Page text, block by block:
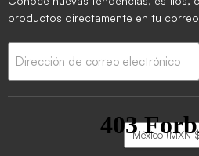
productos directamente en tu
Dirección de correo electrónico
País
México